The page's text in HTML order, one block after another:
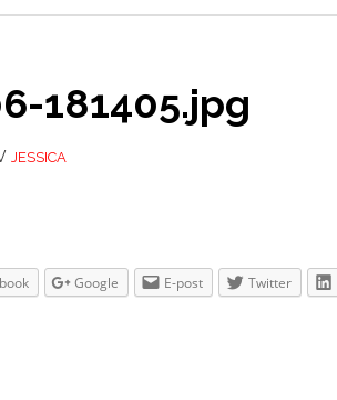
181405.jpg
JESSICA
Google E-post Twitter